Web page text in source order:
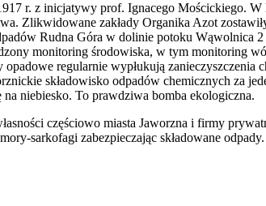
r. z inicjatywy prof. Ignacego Mościckiego.
Zlikwidowane zakłady Organika Azot
Rudna Góra w dolinie potoku
monitoring środowiska, w tym monitoring
regularnie wypłukują zanieczyszczenia
składowisko odpadów chemicznych za
niebiesko. To prawdziwa bomba ekologiczna.
częściowo miasta Jaworzna i firmy
sarkofagi zabezpieczając składowane